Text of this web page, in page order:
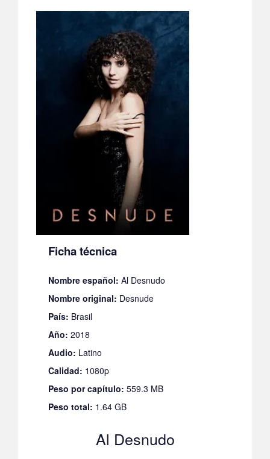
Ficha técnica
Nombre español: Al Desnudo
Nombre original: Desnude
País: Brasil
Año: 2018
Audio: Latino
Calidad: 1080p
Peso por capítulo: 559.3 MB
Peso total: 1.64 GB
Al Desnudo